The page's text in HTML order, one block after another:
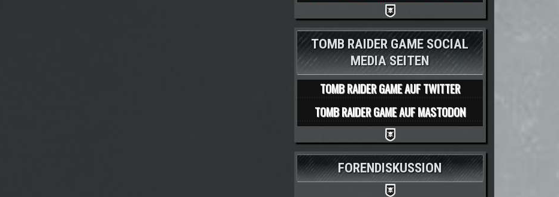
TOMB RAIDER GAME SOCIAL
MEDIA SEITEN
TOMB RAIDER GAME AUF TWITTER
TOMB RAIDER GAME AUF MASTODON
FORENDISKUSSION